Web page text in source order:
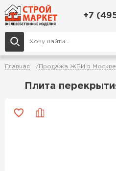
+7
Главная Продажа ЖБИ в Москве
Плита